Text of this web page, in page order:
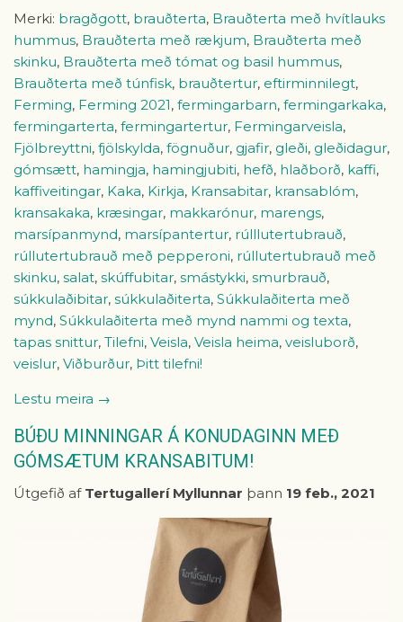
Merki: bragðgott, brauðterta, Brauðterta með hvítlauks
hummus, Brauðterta með rækjum, Brauðterta með
skinku, Brauðterta með tómat og basil hummus,
Brauðterta með túnfisk, brauðtertur, eftirminnilegt,
Ferming, Ferming 2021, fermingarbarn, fermingarkaka,
fermingarterta, fermingartertur, Fermingarveisla,
Fjölbreyttni, fjölskylda, fögnuður, gjafir, gleði, gleðidagur,
gómsætt, hamingja, hamingjubiti, hefð, hlaðborð, kaffi,
kaffiveitingar, Kaka, Kirkja, Kransabitar, kransablóm,
kransakaka, kræsingar, makkarónur, marengs,
marsípanmynd, marsípantertur, rúlllutertubrauð,
rúllutertubrauð með pepperoni, rúllutertubrauð með
skinku, salat, skúffubitar, smástykki, smurbrauð,
súkkulaðibitar, súkkulaðiterta, Súkkulaðiterta með
mynd, Súkkulaðiterta með mynd nammi og texta,
tapas snittur, Tilefni, Veisla, Veisla heima, veisluborð,
veislur, Viðburður, Þitt tilefni!
Lestu meira →
BÚÐU MINNINGAR Á KONUDAGINN MEÐ
GÓMSÆTUM KRANSABITUM!
Útgefið af Tertugallerí Myllunnar þann 19 feb., 2021